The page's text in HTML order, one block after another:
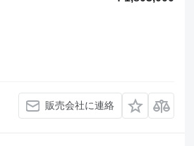
販売会社に連絡